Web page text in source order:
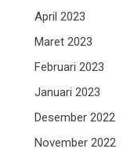
April 2023
Maret 2023
Februari 2023
Januari 2023
Desember 2022
November 2022